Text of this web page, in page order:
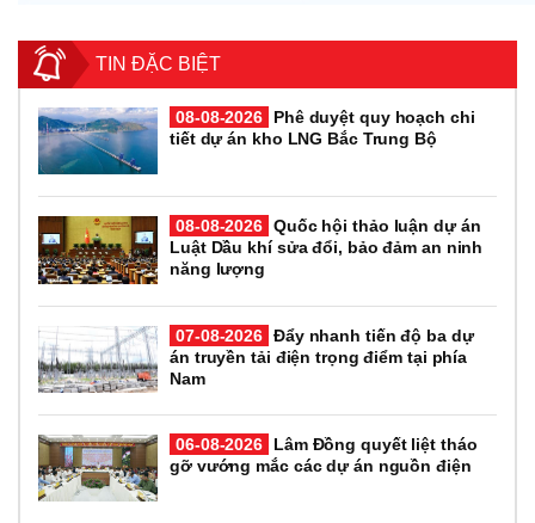
TIN ĐẶC BIỆT
08-08-2026
Phê duyệt quy hoạch chi
tiết dự án kho LNG Bắc Trung Bộ
08-08-2026 Quốc hội thảo luận dự án
Luật Dầu khí sửa đổi, bảo đảm an ninh
năng lượng
07-08-2026 Đẩy nhanh tiến độ ba dự
án truyền tải điện trọng điểm tại phía
Nam
06-08-2026
Lâm Đồng quyết liệt tháo
gỡ vướng mắc các dự án nguồn điện